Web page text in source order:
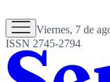
Viernes, 7 de
ISSN 2745-2794